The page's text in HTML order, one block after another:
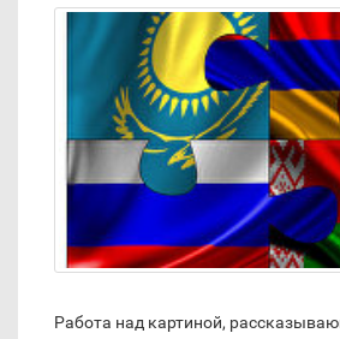
Работа над картиной,